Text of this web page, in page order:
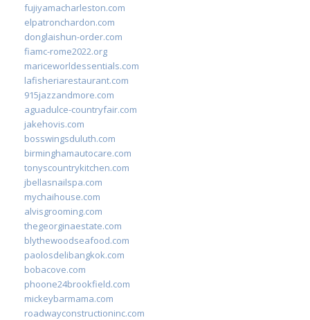
fujiyamacharleston.com
elpatronchardon.com
donglaishun-order.com
fiamc-rome2022.org
mariceworldessentials.com
lafisheriarestaurant.com
915jazzandmore.com
aguadulce-countryfair.com
jakehovis.com
bosswingsduluth.com
birminghamautocare.com
tonyscountrykitchen.com
jbellasnailspa.com
mychaihouse.com
alvisgrooming.com
thegeorginaestate.com
blythewoodseafood.com
paolosdelibangkok.com
bobacove.com
phoone24brookfield.com
mickeybarmama.com
roadwayconstructioninc.com